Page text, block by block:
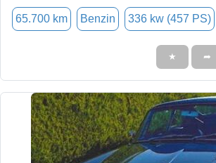
65.700 km Benzin 336 kw (457 PS)
★ ➦